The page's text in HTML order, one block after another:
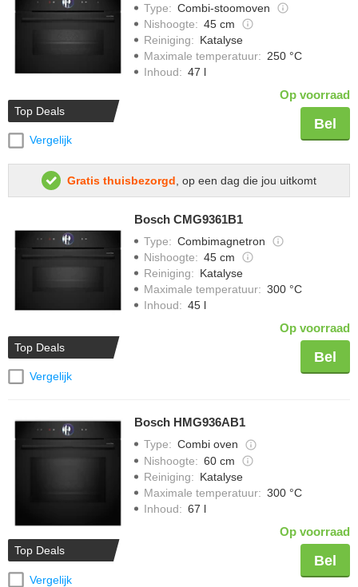
Top Deals
Vergelijk
Type: Combi-stoomoven
Nishoogte: 45 cm
Reiniging: Katalyse
Maximale temperatuur: 250 °C
Inhoud: 47 l
Op voorraad
Bel
Gratis thuisbezorgd , op een dag die jou uitkomt
Top Deals
Vergelijk
Bosch CMG9361B1
Type: Combimagnetron
Nishoogte: 45 cm
Reiniging: Katalyse
Maximale temperatuur: 300 °C
Inhoud: 45 l
Op voorraad
Bel
Top Deals
Vergelijk
Bosch HMG936AB1
Type: Combi oven
Nishoogte: 60 cm
Reiniging: Katalyse
Maximale temperatuur: 300 °C
Inhoud: 67 l
Op voorraad
Bel